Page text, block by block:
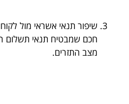
שיפור תנאי אשראי מול
חכם שמבטיח תנאי תשלום
מצב התזרים.